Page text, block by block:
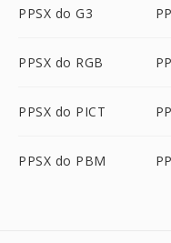
PPSX do G3
PPSX do RGB
PPSX do PICT
PPSX do PBM